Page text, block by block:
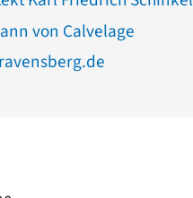
von Calvelage